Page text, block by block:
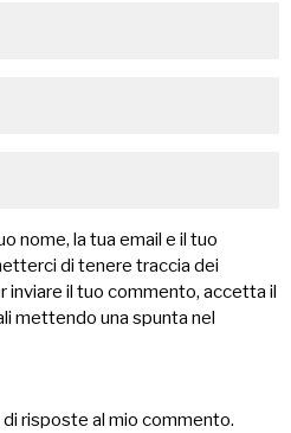
nome, la tua email e il tuo
di tenere traccia dei
inviare il tuo commento, accetta il
mettendo una spunta nel
risposte al mio commento.